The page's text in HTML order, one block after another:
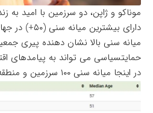
موناکو و ژاپن، دو سرزمین با امید به
دارای بیشترین میانه سنی (۵۰+) در جهان می باشند.
میانه سنی بالا نشان دهنده پیری
حمایتسیاسی می تواند به پیامدهای
در اینجا میانه سنی ۱۰۰ سرزمین و منطقه در جهان آمده است.